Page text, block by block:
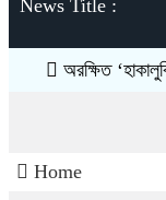
News Title :
অরক্ষিত ‘হাকালুকি
Home